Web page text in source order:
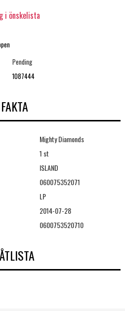
i önskelista
Pending
1087444
FAKTA
Mighty Diamonds
1 st
ISLAND
060075352071
LP
2014-07-28
0600753520710